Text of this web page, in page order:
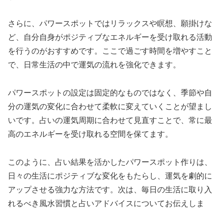
さらに、パワースポットではリラックスや瞑想、願掛けな
ど、自分自身がポジティブなエネルギーを受け取れる活動
を行うのがおすすめです。ここで過ごす時間を増やすこと
で、日常生活の中で運気の流れを強化できます。
パワースポットの設定は固定的なものではなく、季節や自
分の運気の変化に合わせて柔軟に変えていくことが望まし
いです。占いの運気周期に合わせて見直すことで、常に最
高のエネルギーを受け取れる空間を保てます。
このように、占い結果を活かしたパワースポット作りは、
日々の生活にポジティブな変化をもたらし、運気を劇的に
アップさせる強力な方法です。次は、毎日の生活に取り入
れるべき風水習慣と占いアドバイスについてお伝えしま